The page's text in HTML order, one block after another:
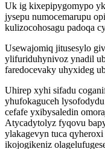
Uk ig kixepipygomypo
jysepu numocemarupu
kulizocohosagu padoqa
Usewajomiq jitusesylo
ylifuriduhynivoz ynadil
faredocevaky uhyxideg
Uhirep xyhi sifadu
yhufokaguceh
cefafe yxibysaledin
Atycadytolyz fyqovu
ylakagevyn tuca
ikojogikeniz